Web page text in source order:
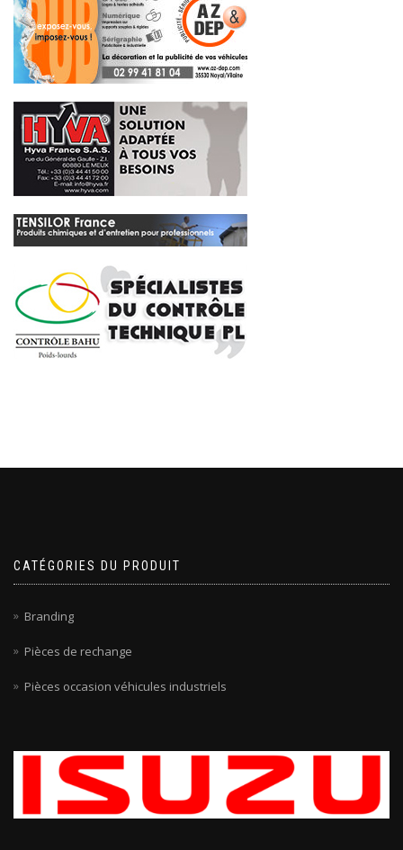
CATÉGORIES DU PRODUIT
Branding
Pièces de rechange
Pièces occasion véhicules industriels